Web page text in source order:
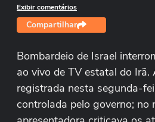
Exibir comentários
Compartilhar
Bombardeio de Israel
ao vivo de TV estatal do Irã.
registrada nesta segunda-
controlada pelo governo; no